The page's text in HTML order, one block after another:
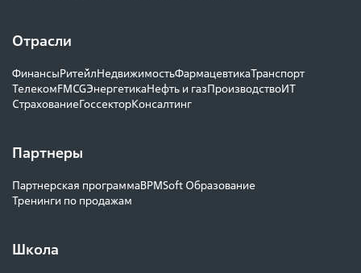
Отрасли
ФинансыРитейлНедвижимостьФармацевтикаТранспорт
ТелекомFMCGЭнергетикаНефть и газПроизводствоИТ
СтрахованиеГоссекторКонсалтинг
Партнеры
Партнерская программаBPMSoft Образование
Тренинги по продажам
Школа